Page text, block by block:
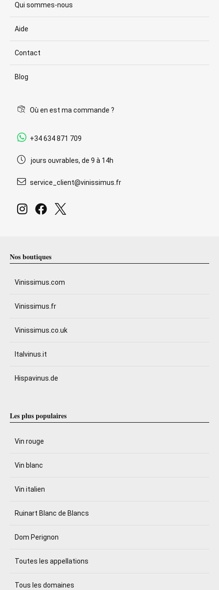
Qui sommes-nous
Aide
Contact
Blog
Où en est ma commande ?
+34 634 871 709
jours ouvrables, de 9 à 14h
service_client@vinissimus.fr
Nos boutiques
Vinissimus.com
Vinissimus.fr
Vinissimus.co.uk
Italvinus.it
Hispavinus.de
Les plus populaires
Vin rouge
Vin blanc
Vin italien
Ruinart Blanc de Blancs
Dom Perignon
Toutes les appellations
Tous les domaines